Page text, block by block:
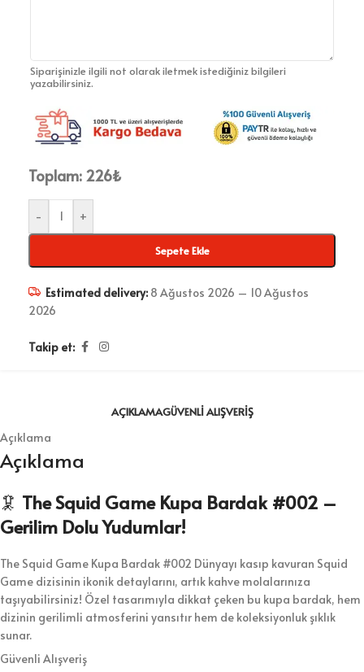
Siparişinizle ilgili not olarak iletmek istediğiniz bilgileri
yazabilirsiniz.
Toplam: 226₺
- +
Sepete Ekle
Estimated delivery: 8 Ağustos 2026 – 10 Ağustos
2026
Takip et:
AÇIKLAMAGÜVENLI ALIŞVERIŞ
Açıklama
Açıklama
🦑 The Squid Game Kupa Bardak #002 –
Gerilim Dolu Yudumlar!
The Squid Game Kupa Bardak #002 Dünyayı kasıp kavuran Squid
Game dizisinin ikonik detaylarını, artık kahve molalarınıza
taşıyabilirsiniz! Özel tasarımıyla dikkat çeken bu kupa bardak, hem
dizinin gerilimli atmosferini yansıtır hem de koleksiyonluk şıklık
sunar.
Güvenli Alışveriş